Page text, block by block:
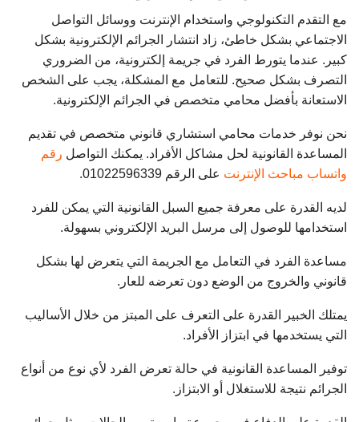
مع التقدم التكنولوجي واستخدام الإنترنت ووسائل التواصل
الاجتماعي بشكل خاطئ، زاد انتشار الجرائم الإلكترونية بشكل
كبير. عندما يتورط الفرد في جريمة إلكترونية، من الضروري
التصرف بشكل صحيح. للتعامل مع المشكلة، يجب على الشخص
الاستعانة بأفضل محامي متخصص في الجرائم الإلكترونية.
نحن نوفر خدمات محامي استشاري قانوني متخصص في تقديم
المساعدة القانونية لحل مشاكل الأفراد. يمكنك التواصل رقم
واتساب مباحث الإنترنت على الرقم 01022596339.
لديه القدرة على معرفة جميع السبل القانونية التي يمكن للفرد
استخدامها للوصول إلى مرسل البريد الإلكتروني بسهولة.
مساعدة الفرد في التعامل مع الجريمة التي يتعرض لها بشكل
قانوني والخروج من الوضع دون تعرضه للعار.
يمتلك الخبير القدرة على التعرف على المبتز من خلال الأساليب
التي يستخدمها في ابتزاز الأفراد.
توفير المساعدة القانونية في حالة تعرض الفرد لأي نوع من أنواع
الجرائم نتيجة للاستغلال أو الابتزاز.